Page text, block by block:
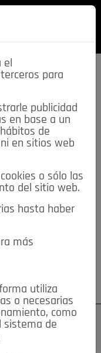
esta
CONTACTO
su contraseña?
el
para
publicidad
en base a un
de
en sitios web
o sólo las
del sitio web.
hasta haber
más
utiliza
o necesarias
como
sistema de